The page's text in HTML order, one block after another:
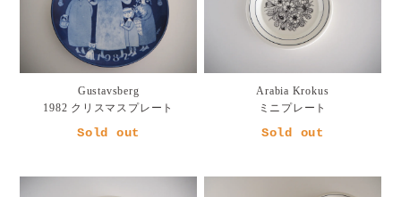
Gustavsberg
1982 クリスマスプレート
Sold out
Arabia Krokus
ミニプレート
Sold out